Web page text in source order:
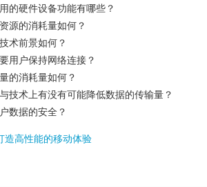
的硬件设备功能有哪些？
源的消耗量如何？
术前景如何？
用户保持网络连接？
的消耗量如何？
技术上有没有可能降低数据的传输量？
数据的安全？
造高性能的移动体验